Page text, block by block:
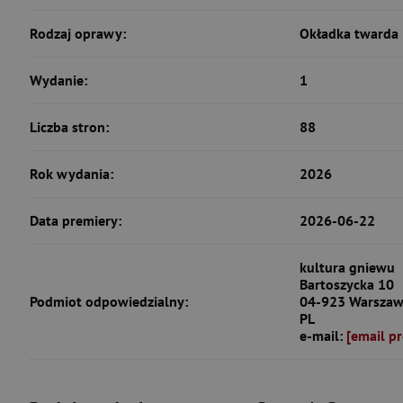
Rodzaj oprawy: Okładka twarda
Wydanie: 1
Liczba stron: 88
Rok wydania: 2026
Data premiery: 2026-06-22
Podmiot odpowiedzialny:
kultura gniewu
Bartoszycka 10
04-923
PL
e-mail: [email